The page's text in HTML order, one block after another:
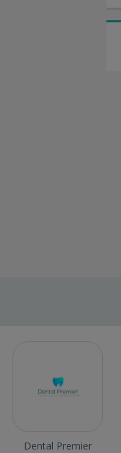
Dental Premier